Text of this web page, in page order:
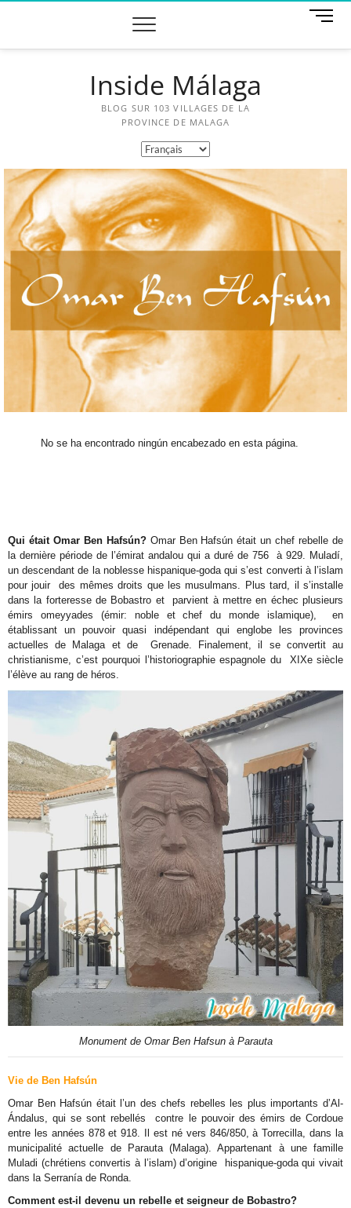
M
Inside Málaga
BLOG SUR 103 VILLAGES DE LA
PROVINCE DE MALAGA
No se ha encontrado ningún encabezado en esta página.
Qui était Omar Ben Hafsún? Omar Ben Hafsún était un chef rebelle de
la dernière période de l’émirat andalou qui a duré de 756 à 929. Muladí,
un descendant de la noblesse hispanique-goda qui s’est converti à l’islam
pour jouir des mêmes droits que les musulmans. Plus tard, il s’installe
dans la forteresse de Bobastro et parvient à mettre en échec plusieurs
émirs omeyyades (émir: noble et chef du monde islamique), en
établissant un pouvoir quasi indépendant qui englobe les provinces
actuelles de Malaga et de Grenade. Finalement, il se convertit au
christianisme, c’est pourquoi l’historiographie espagnole du XIXe siècle
l’élève au rang de héros.
Monument de Omar Ben Hafsun à Parauta
Vie de Ben Hafsún
Omar Ben Hafsún était l’un des chefs rebelles les plus importants d’Al-
Ándalus, qui se sont rebellés contre le pouvoir des émirs de Cordoue
entre les années 878 et 918.
Il est né vers 846/850, à Torrecilla, dans la
municipalité actuelle de Parauta (Malaga). Appartenant à une famille
Muladi (chrétiens convertis à l’islam) d’origine hispanique-goda qui vivait
dans la Serranía de Ronda.
Comment est-il devenu un rebelle et seigneur de Bobastro?